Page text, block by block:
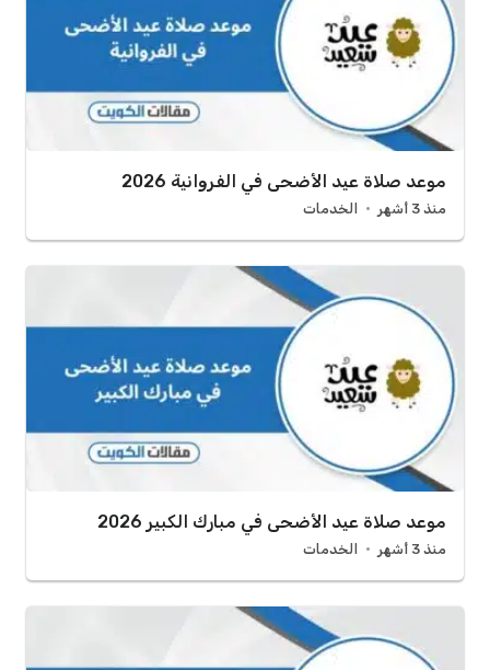
موعد صلاة عيد الأضحى في الفروانية 2026
منذ 3 أشهر الخدمات
موعد صلاة عيد الأضحى في مبارك الكبير 2026
منذ 3 أشهر الخدمات